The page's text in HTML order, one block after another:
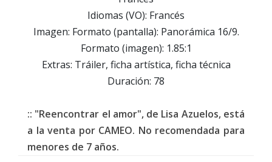
Idiomas (VO): Francés
Imagen: Formato (pantalla): Panorámica 16/9.
Formato (imagen): 1.85:1
Extras: Tráiler, ficha artística, ficha técnica
Duración: 78
:: "Reencontrar el amor", de Lisa Azuelos, está
a la venta por CAMEO. No recomendada para
menores de 7 años.